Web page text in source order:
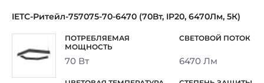
IETC-Ритейл-757075-70-6470 (70Вт, IP20, 6470Лм, 5К)
70 Вт 6470 Лм